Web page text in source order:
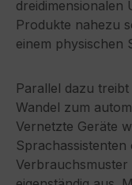
dreidimensionalen
Produkte nahezu
einem physischen
Parallel dazu
Wandel zum
Vernetzte Geräte